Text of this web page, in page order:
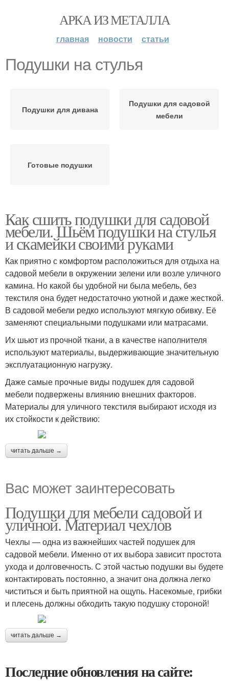
АРКА ИЗ МЕТАЛЛА
главная новости статьи
Подушки на стулья
Подушки для дивана
Подушки для садовой
мебели
Готовые подушки
Как сшить подушки для садовой
мебели. Шьём подушки на стулья
и скамейки своими руками
Как приятно с комфортом расположиться для отдыха на
садовой мебели в окружении зелени или возле уличного
камина. Но какой бы удобной ни была мебель, без
текстиля она будет недостаточно уютной и даже жесткой.
В садовой мебели редко используют мягкую обивку. Её
заменяют специальными подушками или матрасами.
Их шьют из прочной ткани, а в качестве наполнителя
используют материалы, выдерживающие значительную
эксплуатационную нагрузку.
Даже самые прочные виды подушек для садовой
мебели подвержены влиянию внешних факторов.
Материалы для уличного текстиля выбирают исходя из
их стойкости к действию:
читать дальше →
Вас может заинтересовать
Подушки для мебели садовой и
уличной. Материал чехлов
Чехлы — одна из важнейших частей подушек для
садовой мебели. Именно от их выбора зависит простота
ухода и долговечность. С этой частью подушки вы будете
контактировать постоянно, а значит она должна легко
чиститься и быть приятной на ощупь. Насекомые, грибки
и плесень должны обходить такую подушку стороной!
читать дальше →
Последние обновления на сайте: